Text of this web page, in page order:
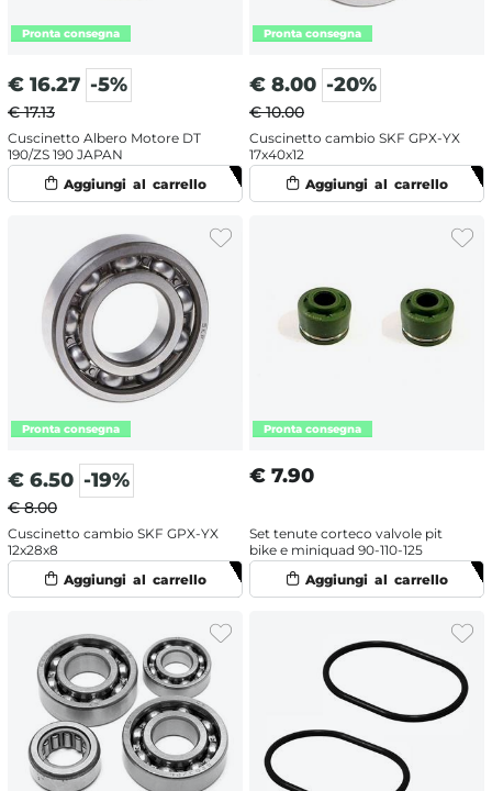
€ 16.27 -5%
€ 17.13
Cuscinetto Albero Motore DT
190/ZS 190 JAPAN
€ 8.00 -20%
€ 10.00
Cuscinetto cambio SKF GPX-YX
17x40x12
€ 6.50 -19%
€ 8.00
Cuscinetto cambio SKF GPX-YX
12x28x8
€ 7.90
Set tenute corteco valvole pit
bike e miniquad 90-110-125